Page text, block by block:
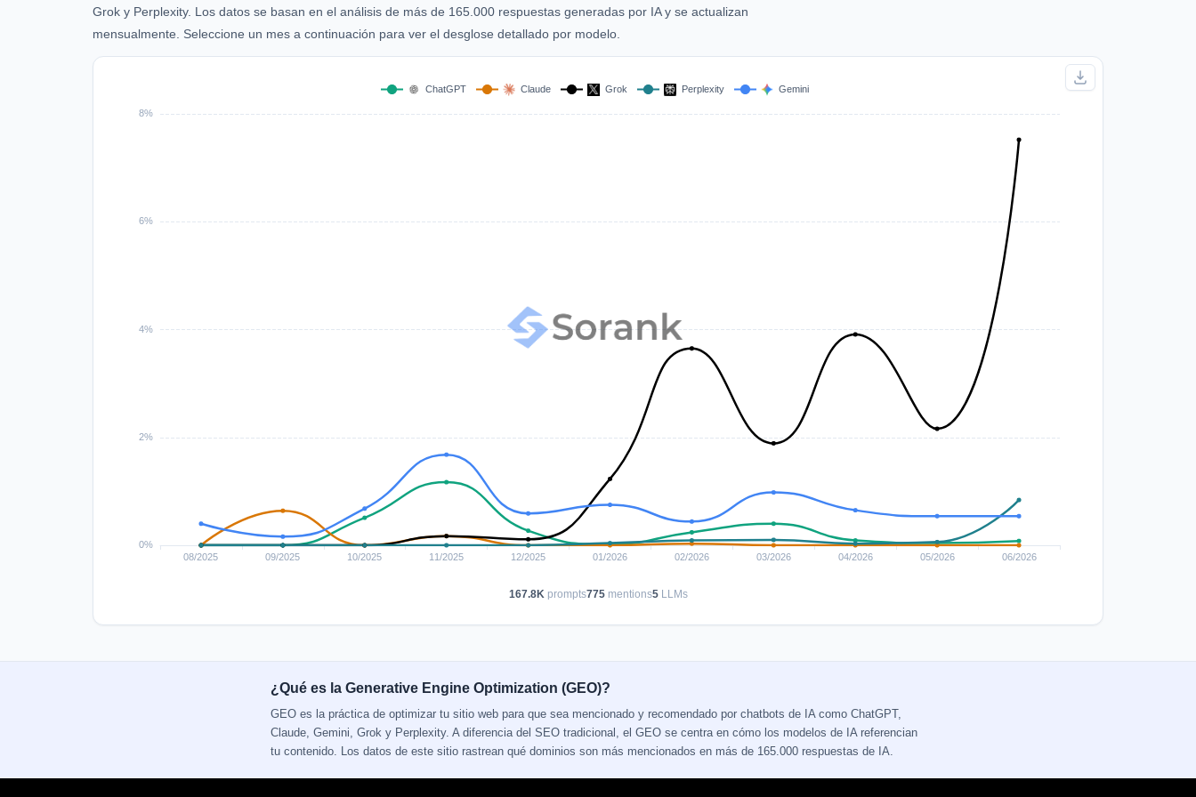
Grok y Perplexity. Los datos se basan en el análisis de más de 165.000 respuestas generadas por IA y se actualizan
mensualmente. Seleccione un mes a continuación para ver el desglose detallado por modelo.
167.8Kprompts775mentions5LLMs
¿Qué es la Generative Engine Optimization (GEO)?
GEO es la práctica de optimizar tu sitio web para que sea mencionado y recomendado por chatbots de IA como ChatGPT,
Claude, Gemini, Grok y Perplexity. A diferencia del SEO tradicional, el GEO se centra en cómo los modelos de IA referencian
tu contenido. Los datos de este sitio rastrean qué dominios son más mencionados en más de 165.000 respuestas de IA.